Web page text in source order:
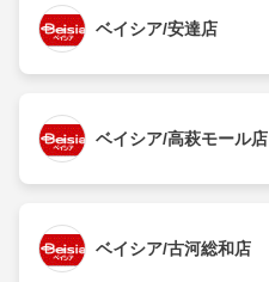
ベイシア/安達店
ベイシア/高萩モール店
ベイシア/古河総和店